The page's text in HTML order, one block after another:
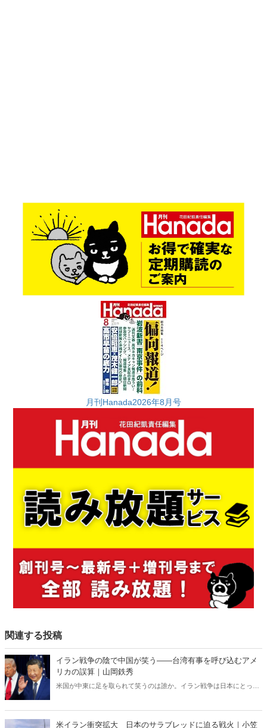
月刊Hanada2026年8月号
関連する投稿
イラン戦争の陰で中国が笑う――台湾有事を呼び込むアメ
リカの誤算｜山岡鉄秀
米国が中東に足を取られて笑うのは誰か。イラン戦争は日本にとって
米イラン衝突拡大 日本のサラブレッドに迫る戦火｜小笠